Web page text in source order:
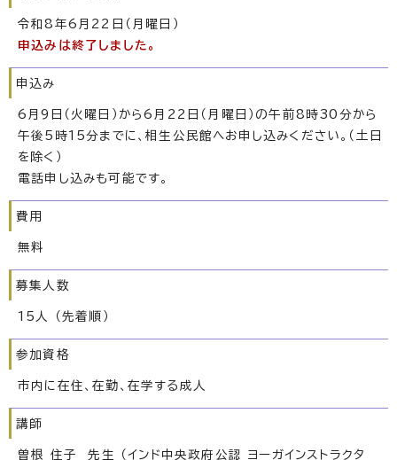
令和8年6月22日（月曜日）
申込みは終了しました。
申込み
6月9日（火曜日）から6月22日（月曜日）の午前8時30分から
午後5時15分までに、相生公民館へお申し込みください。（土日
を除く）
電話申し込みも可能です。
費用
無料
募集人数
15人 （先着順）
参加資格
市内に在住、在勤、在学する成人
講師
曽根 住子 先生 （インド中央政府公認 ヨーガインストラクタ